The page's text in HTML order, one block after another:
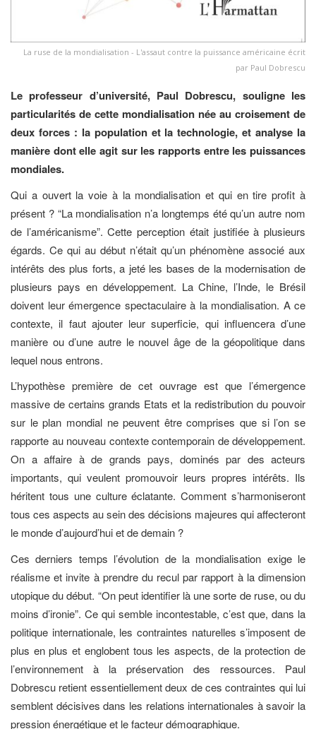
La ruse de la mondialisation - L'assaut contre la puissance américaine écrit
par Paul Dobrescu
Le professeur d’université, Paul Dobrescu, souligne les
particularités de cette mondialisation née au croisement de
deux forces : la population et la technologie, et analyse la
manière dont elle agit sur les rapports entre les puissances
mondiales.
Qui a ouvert la voie à la mondialisation et qui en tire profit à
présent ? “La mondialisation n’a longtemps été qu’un autre nom
de l’américanisme”. Cette perception était justifiée à plusieurs
égards. Ce qui au début n’était qu’un phénomène associé aux
intérêts des plus forts, a jeté les bases de la modernisation de
plusieurs pays en développement. La Chine, l’Inde, le Brésil
doivent leur émergence spectaculaire à la mondialisation. A ce
contexte, il faut ajouter leur superficie, qui influencera d’une
manière ou d’une autre le nouvel âge de la géopolitique dans
lequel nous entrons.
L’hypothèse première de cet ouvrage est que l’émergence
massive de certains grands Etats et la redistribution du pouvoir
sur le plan mondial ne peuvent être comprises que si l’on se
rapporte au nouveau contexte contemporain de développement.
On a affaire à de grands pays, dominés par des acteurs
importants, qui veulent promouvoir leurs propres intérêts. Ils
héritent tous une culture éclatante. Comment s’harmoniseront
tous ces aspects au sein des décisions majeures qui affecteront
le monde d’aujourd’hui et de demain ?
Ces derniers temps l’évolution de la mondialisation exige le
réalisme et invite à prendre du recul par rapport à la dimension
utopique du début. “On peut identifier là une sorte de ruse, ou du
moins d’ironie”. Ce qui semble incontestable, c’est que, dans la
politique internationale, les contraintes naturelles s’imposent de
plus en plus et englobent tous les aspects, de la protection de
l’environnement à la préservation des ressources. Paul
Dobrescu retient essentiellement deux de ces contraintes qui lui
semblent décisives dans les relations internationales à savoir la
pression énergétique et le facteur démographique.